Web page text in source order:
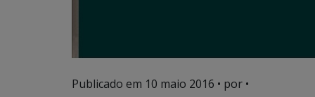
Publicado em 10 maio 2016 • por •